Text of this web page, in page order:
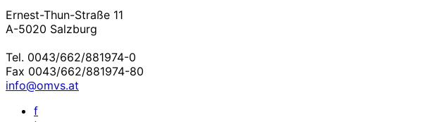
Ernest-Thun-Straße 11
A-5020 Salzburg
Tel. 0043/662/881974-0
Fax 0043/662/881974-80
info@omvs.at
f